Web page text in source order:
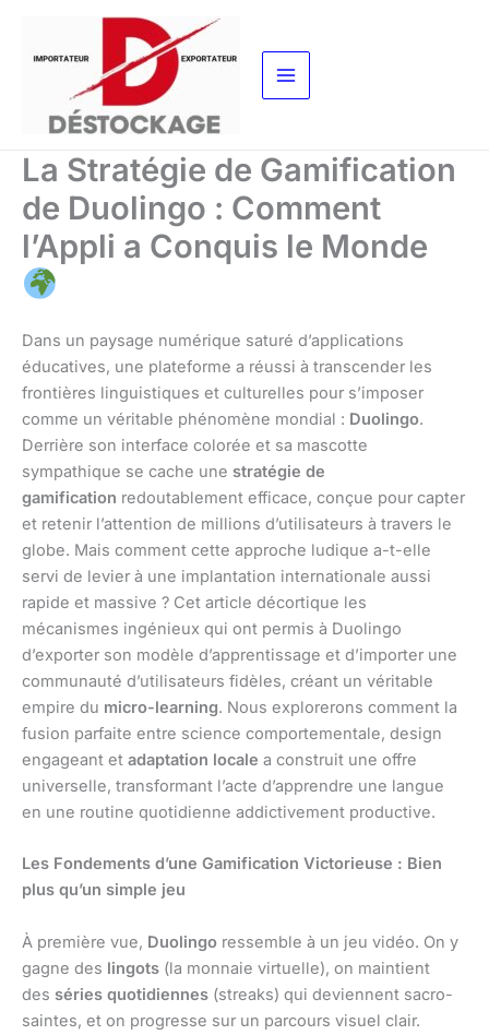
contenu
La Stratégie de Gamification
de Duolingo : Comment
l’Appli a Conquis le Monde
Dans un paysage numérique saturé d’applications
éducatives, une plateforme a réussi à transcender les
frontières linguistiques et culturelles pour s’imposer
comme un véritable phénomène mondial : Duolingo.
Derrière son interface colorée et sa mascotte
sympathique se cache une stratégie de
gamification redoutablement efficace, conçue pour capter
et retenir l’attention de millions d’utilisateurs à travers le
globe. Mais comment cette approche ludique a-t-elle
servi de levier à une implantation internationale aussi
rapide et massive ? Cet article décortique les
mécanismes ingénieux qui ont permis à Duolingo
d’exporter son modèle d’apprentissage et d’importer une
communauté d’utilisateurs fidèles, créant un véritable
empire du micro-learning. Nous explorerons comment la
fusion parfaite entre science comportementale, design
engageant et adaptation locale a construit une offre
universelle, transformant l’acte d’apprendre une langue
en une routine quotidienne addictivement productive.
Les Fondements d’une Gamification Victorieuse : Bien
plus qu’un simple jeu
À première vue, Duolingo ressemble à un jeu vidéo. On y
gagne des lingots (la monnaie virtuelle), on maintient
des séries quotidiennes (streaks) qui deviennent sacro-
saintes, et on progresse sur un parcours visuel clair.